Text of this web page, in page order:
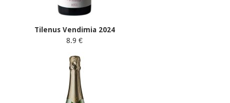
Tilenus Vendimia 2024
8.9 €